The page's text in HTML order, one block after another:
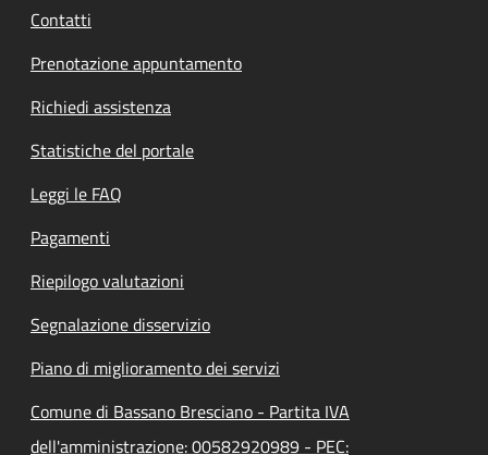
Contatti
Prenotazione appuntamento
Richiedi assistenza
Statistiche del portale
Leggi le FAQ
Pagamenti
Riepilogo valutazioni
Segnalazione disservizio
Piano di miglioramento dei servizi
Comune di Bassano Bresciano - Partita IVA
dell'amministrazione: 00582920989 - PEC: